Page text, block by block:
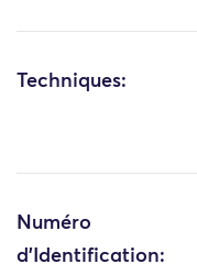
Techniques:
Numéro
d'Identification: